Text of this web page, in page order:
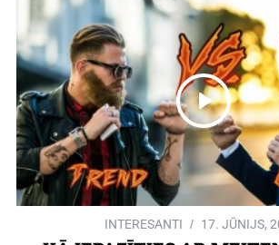
INTERESANTI 17. JŪNIJS,